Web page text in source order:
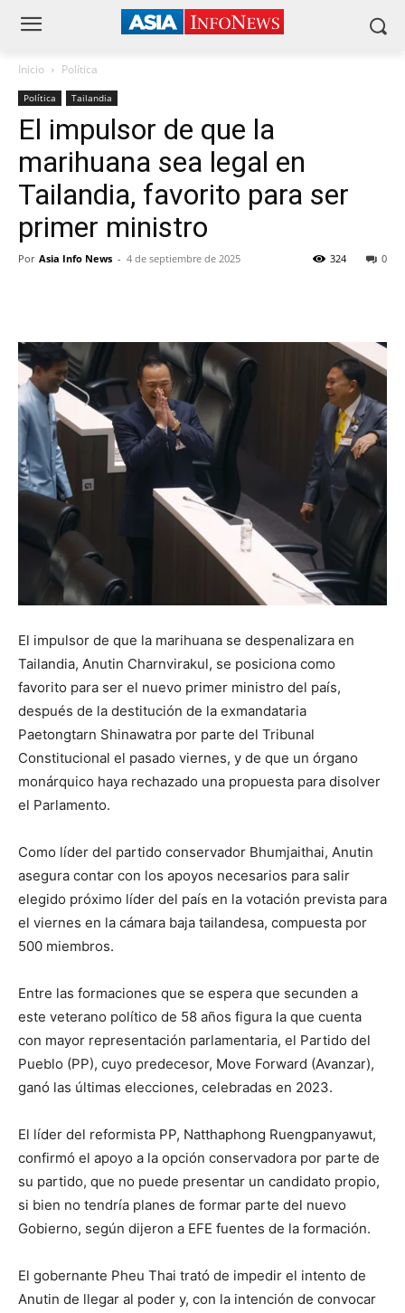
Inicio Política
Política Tailandia
El impulsor de que la
marihuana sea legal en
Tailandia, favorito para ser
primer ministro
Por Asia Info News - 4 de septiembre de 2025 0
324
El impulsor de que la marihuana se despenalizara en
Tailandia, Anutin Charnvirakul, se posiciona como
favorito para ser el nuevo primer ministro del país,
después de la destitución de la exmandataria
Paetongtarn Shinawatra por parte del Tribunal
Constitucional el pasado viernes, y de que un órgano
monárquico haya rechazado una propuesta para disolver
el Parlamento.
Como líder del partido conservador Bhumjaithai, Anutin
asegura contar con los apoyos necesarios para salir
elegido próximo líder del país en la votación prevista para
el viernes en la cámara baja tailandesa, compuesta por
500 miembros.
Entre las formaciones que se espera que secunden a
este veterano político de 58 años figura la que cuenta
con mayor representación parlamentaria, el Partido del
Pueblo (PP), cuyo predecesor, Move Forward (Avanzar),
ganó las últimas elecciones, celebradas en 2023.
El líder del reformista PP, Natthaphong Ruengpanyawut,
confirmó el apoyo a la opción conservadora por parte de
su partido, que no puede presentar un candidato propio,
si bien no tendría planes de formar parte del nuevo
Gobierno, según dijeron a EFE fuentes de la formación.
El gobernante Pheu Thai trató de impedir el intento de
Anutin de llegar al poder y, con la intención de convocar